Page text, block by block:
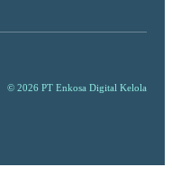
© 2026 PT Enkosa Digital Kelola